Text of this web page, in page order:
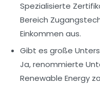
Spezialisierte
Bereich
Einkommen aus.
Gibt es große
Ja, renommierte
Renewable Energy